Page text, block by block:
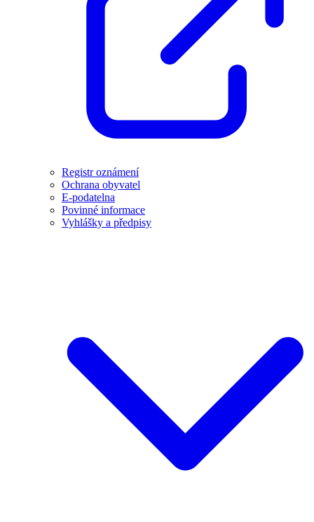
Registr oznámení
Ochrana obyvatel
E-podatelna
Povinné informace
Vyhlášky a předpisy